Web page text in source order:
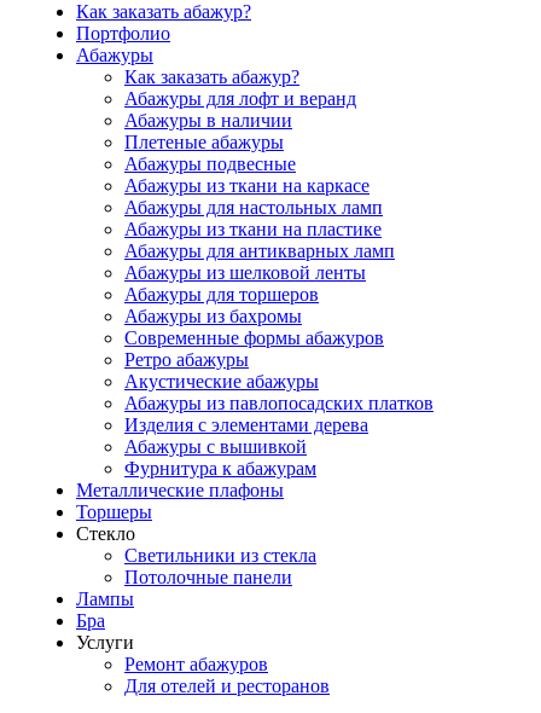
Как заказать абажур?
Портфолио
Абажуры
Как заказать абажур?
Абажуры для лофт и веранд
Абажуры в наличии
Плетеные абажуры
Абажуры подвесные
Абажуры из ткани на каркасе
Абажуры для настольных ламп
Абажуры из ткани на пластике
Абажуры для антикварных ламп
Абажуры из шелковой ленты
Абажуры для торшеров
Абажуры из бахромы
Современные формы абажуров
Ретро абажуры
Акустические абажуры
Абажуры из павлопосадских платков
Изделия с элементами дерева
Абажуры с вышивкой
Фурнитура к абажурам
Металлические плафоны
Торшеры
Стекло
Светильники из стекла
Потолочные панели
Лампы
Бра
Услуги
Ремонт абажуров
Для отелей и ресторанов